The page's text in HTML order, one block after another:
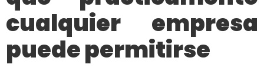
cualquier empresa
puede permitirse